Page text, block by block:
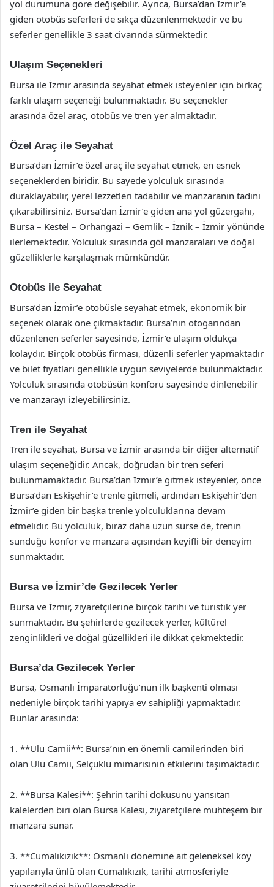
yol durumuna göre değişebilir. Ayrıca, Bursa’dan İzmir’e
giden otobüs seferleri de sıkça düzenlenmektedir ve bu
seferler genellikle 3 saat civarında sürmektedir.
Ulaşım Seçenekleri
Bursa ile İzmir arasında seyahat etmek isteyenler için birkaç
farklı ulaşım seçeneği bulunmaktadır. Bu seçenekler
arasında özel araç, otobüs ve tren yer almaktadır.
Özel Araç ile Seyahat
Bursa’dan İzmir’e özel araç ile seyahat etmek, en esnek
seçeneklerden biridir. Bu sayede yolculuk sırasında
duraklayabilir, yerel lezzetleri tadabilir ve manzaranın tadını
çıkarabilirsiniz. Bursa’dan İzmir’e giden ana yol güzergahı,
Bursa – Kestel – Orhangazi – Gemlik – İznik – İzmir yönünde
ilerlemektedir. Yolculuk sırasında göl manzaraları ve doğal
güzelliklerle karşılaşmak mümkündür.
Otobüs ile Seyahat
Bursa’dan İzmir’e otobüsle seyahat etmek, ekonomik bir
seçenek olarak öne çıkmaktadır. Bursa’nın otogarından
düzenlenen seferler sayesinde, İzmir’e ulaşım oldukça
kolaydır. Birçok otobüs firması, düzenli seferler yapmaktadır
ve bilet fiyatları genellikle uygun seviyelerde bulunmaktadır.
Yolculuk sırasında otobüsün konforu sayesinde dinlenebilir
ve manzarayı izleyebilirsiniz.
Tren ile Seyahat
Tren ile seyahat, Bursa ve İzmir arasında bir diğer alternatif
ulaşım seçeneğidir. Ancak, doğrudan bir tren seferi
bulunmamaktadır. Bursa’dan İzmir’e gitmek isteyenler, önce
Bursa’dan Eskişehir’e trenle gitmeli, ardından Eskişehir’den
İzmir’e giden bir başka trenle yolculuklarına devam
etmelidir. Bu yolculuk, biraz daha uzun sürse de, trenin
sunduğu konfor ve manzara açısından keyifli bir deneyim
sunmaktadır.
Bursa ve İzmir’de Gezilecek Yerler
Bursa ve İzmir, ziyaretçilerine birçok tarihi ve turistik yer
sunmaktadır. Bu şehirlerde gezilecek yerler, kültürel
zenginlikleri ve doğal güzellikleri ile dikkat çekmektedir.
Bursa’da Gezilecek Yerler
Bursa, Osmanlı İmparatorluğu’nun ilk başkenti olması
nedeniyle birçok tarihi yapıya ev sahipliği yapmaktadır.
Bunlar arasında:
1. **Ulu Camii**: Bursa’nın en önemli camilerinden biri
olan Ulu Camii, Selçuklu mimarisinin etkilerini taşımaktadır.
2. **Bursa Kalesi**: Şehrin tarihi dokusunu yansıtan
kalelerden biri olan Bursa Kalesi, ziyaretçilere muhteşem bir
manzara sunar.
3. **Cumalıkızık**: Osmanlı dönemine ait geleneksel köy
yapılarıyla ünlü olan Cumalıkızık, tarihi atmosferiyle